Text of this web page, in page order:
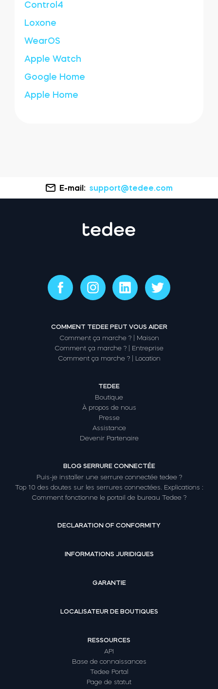
Control4
Loxone
WearOS
Apple Watch
Google Home
Apple Home
E-mail: support@tedee.com
COMMENT TEDEE PEUT VOUS AIDER
Comment ça marche ? | Maison
Comment ça marche ? | Entreprise
Comment ça marche ? | Location
TEDEE
Boutique
À propos de nous
Presse
Assistance
Devenir Partenaire
BLOG SERRURE CONNECTÉE
Puis-je installer une serrure connectée tedee ?
Top 10 des doutes sur les serrures connectées. Explications :
Comment fonctionne le portail de bureau Tedee ?
DECLARATION OF CONFORMITY
INFORMATIONS JURIDIQUES
GARANTIE
LOCALISATEUR DE BOUTIQUES
RESSOURCES
API
Base de connaissances
Tedee Portal
Page de statut